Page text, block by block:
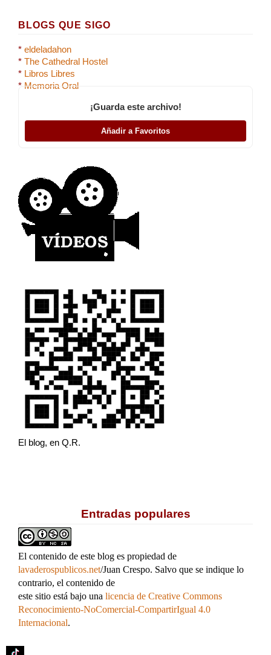
BLOGS QUE SIGO
* eldeladahon
* The Cathedral Hostel
* Libros Libres
* Memoria Oral
¡Guarda este archivo!
Añadir a Favoritos
El blog, en Q.R.
Entradas populares
El contenido de este blog es propiedad de
lavaderospublicos.net/Juan Crespo. Salvo que se indique lo
contrario, el contenido de
este sitio está bajo una licencia de Creative Commons
Reconocimiento-NoComercial-CompartirIgual 4.0
Internacional.